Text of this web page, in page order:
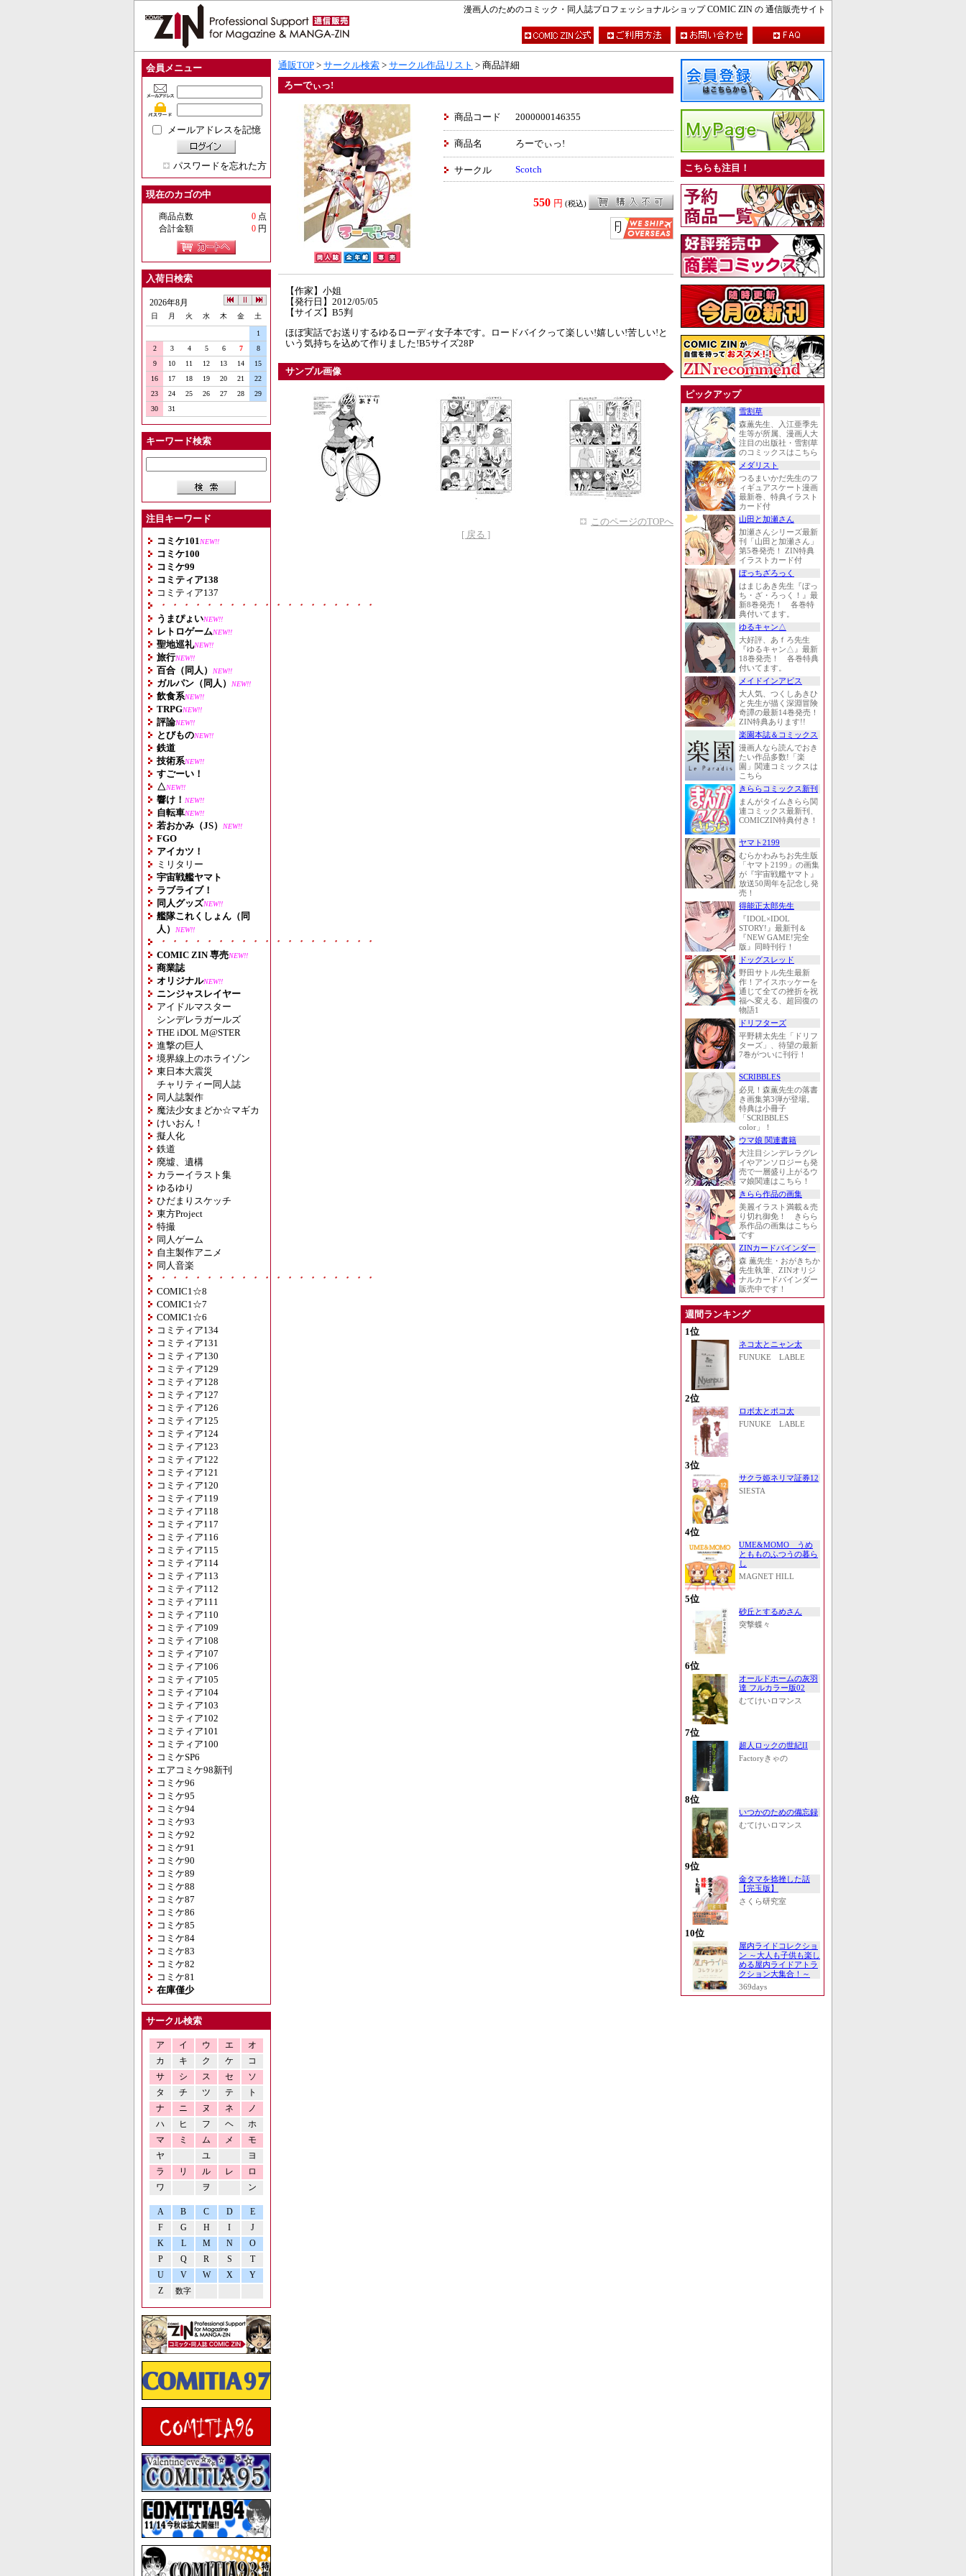
漫画人のためのコミック・同人誌プロフェッショナルショップ COMIC ZIN の 通信販売サイト
会員メニュー
メールアドレスを記憶
パスワードを忘れた方
現在のカゴの中
商品点数 0 点
合計金額
0 円
入荷日検索
2026年8月
日 月 火 水 木 金 土
1
2
3 4 5 6 7
8
9
10 11 12 13 14
15
16
17 18 19 20 21
22
23
24 25 26 27 28
29
30
31
キーワード検索
注目キーワード
コミケ101 NEW!!
コミケ100
コミケ99
コミティア138
コミティア137
・・・・・・・・・・・・・・・・・・・
うまぴょいNEW!!
レトロゲームNEW!!
聖地巡礼NEW!!
旅行NEW!!
百合（同人） NEW!!
ガルパン（同人） NEW!!
飲食系NEW!!
TRPGNEW!!
評論NEW!!
とびものNEW!!
鉄道
技術系NEW!!
すごーい！
△NEW!!
響け！ NEW!!
自転車NEW!!
若おかみ（JS） NEW!!
FGO
アイカツ！
ミリタリー
宇宙戦艦ヤマト
ラブライブ！
同人グッズNEW!!
艦隊これくしょん（同
人）
NEW!!
・・・・・・・・・・・・・・・・・・・
COMIC ZIN 専売NEW!!
商業誌
オリジナルNEW!!
ニンジャスレイヤー
アイドルマスター
シンデレラガールズ
THE iDOL M@STER
進撃の巨人
境界線上のホライゾン
東日本大震災
チャリティー同人誌
同人誌製作
魔法少女まどか☆マギカ
けいおん！
擬人化
鉄道
廃墟、遺構
カラーイラスト集
ゆるゆり
ひだまりスケッチ
東方Project
特撮
同人ゲーム
自主製作アニメ
同人音楽
・・・・・・・・・・・・・・・・・・・
COMIC1☆8
COMIC1☆7
COMIC1☆6
コミティア134
コミティア131
コミティア130
コミティア129
コミティア128
コミティア127
コミティア126
コミティア125
コミティア124
コミティア123
コミティア122
コミティア121
コミティア120
コミティア119
コミティア118
コミティア117
コミティア116
コミティア115
コミティア114
コミティア113
コミティア112
コミティア111
コミティア110
コミティア109
コミティア108
コミティア107
コミティア106
コミティア105
コミティア104
コミティア103
コミティア102
コミティア101
コミティア100
コミケSP6
エアコミケ98新刊
コミケ96
コミケ95
コミケ94
コミケ93
コミケ92
コミケ91
コミケ90
コミケ89
コミケ88
コミケ87
コミケ86
コミケ85
コミケ84
コミケ83
コミケ82
コミケ81
在庫僅少
サークル検索
ア イ ウ エ
オ
カ
キ ク ケ
コ
サ
シ ス セ
ソ
タ
チ ツ テ
ト
ナ
ニ ヌ ネ
ノ
ハ
ヒ フ ヘ
ホ
マ
ミ ム メ
モ
ヤ
ユ
ヨ
ラ
リ ル レ
ロ
ワ
ヲ ン
A B C D
E
F
G H I
J
K
L M N
O
P
Q R S
T
U
V W X
Y
Z
数字
通販TOP > サークル検索 > サークル作品リスト > 商品詳細
ろーでぃっ!
商品コード 2000000146355
商品名 ろーでぃっ!
サークル Scotch
550 円 (税込)
【作家】小姐
【発行日】2012/05/05
【サイズ】B5判
ほぼ実話でお送りするゆるローディ女子本です。ロードバイクって楽しい!嬉しい!苦しい!と
いう気持ちを込めて作りました!B5サイズ28P
サンプル画像
このページのTOPへ
[ 戻る ]
こちらも注目！
ピックアップ
雪割草
森薫先生、入江亜季先
生等が所属、漫画人大
注目の出版社・雪割草
のコミックスはこちら
メダリスト
つるまいかだ先生のフ
ィギュアスケート漫画
最新巻、特典イラスト
カード付
山田と加瀬さん
加瀬さんシリーズ最新
刊「山田と加瀬さん」
第5巻発売！ ZIN特典
イラストカード付
ぼっちざろっく
はまじあき先生『ぼっ
ち・ざ・ろっく！』最
新8巻発売！ 各巻特
典付いてます。
ゆるキャン△
大好評、あｆろ先生
『ゆるキャン△』最新
18巻発売！ 各巻特典
付いてます。
メイドインアビス
大人気、つくしあきひ
と先生が描く深淵冒険
奇譚の最新14巻発売！
ZIN特典あります!!
楽園本誌＆コミックス
漫画人なら読んでおき
たい作品多数!「楽
園」関連コミックスは
こちら
きららコミックス新刊
まんがタイムきらら関
連コミックス最新刊、
COMICZIN特典付き！
ヤマト2199
むらかわみちお先生版
「ヤマト2199」の画集
が『宇宙戦艦ヤマト』
放送50周年を記念し発
売！
得能正太郎先生
『IDOL×IDOL
STORY!』最新刊＆
『NEW GAME!完全
版』同時刊行！
ドッグスレッド
野田サトル先生最新
作！アイスホッケーを
通じて全ての挫折を祝
福へ変える、超回復の
物語1
ドリフターズ
平野耕太先生「ドリフ
ターズ」、待望の最新
7巻がついに刊行！
SCRIBBLES
必見！森薫先生の落書
き画集第3弾が登場。
特典は小冊子
「SCRIBBLES
color」！
ウマ娘 関連書籍
大注目シンデレラグレ
イやアンソロジーも発
売で一層盛り上がるウ
マ娘関連はこちら！
きらら作品の画集
美麗イラスト満載＆売
り切れ御免！ きらら
系作品の画集はこちら
です
ZINカードバインダー
森 薫先生・おがきちか
先生執筆、ZINオリジ
ナルカードバインダー
販売中です！
週間ランキング
1位
ネコ太とニャン太
FUNUKE LABLE
2位
ロボ太とポコ太
FUNUKE LABLE
3位
サクラ姫ネリマ証券12
SIESTA
4位
UME&MOMO うめ
ともものふつうの暮ら
し
MAGNET HILL
5位
砂丘とするめさん
突撃蝶々
6位
オールドホームの灰羽
達 フルカラー版02
むてけいロマンス
7位
超人ロックの世紀II
Factoryきゃの
8位
いつかのための備忘録
むてけいロマンス
9位
金タマを捻挫した話
【完玉版】
さくら研究室
10位
屋内ライドコレクショ
ン ～大人も子供も楽し
める屋内ライドアトラ
クション大集合！～
369days